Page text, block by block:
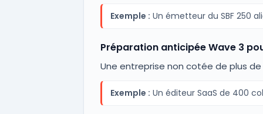
Exemple : Un émetteur du SBF 250
Préparation anticipée Wave 3
Une entreprise non cotée de plus
Exemple : Un éditeur SaaS de 400